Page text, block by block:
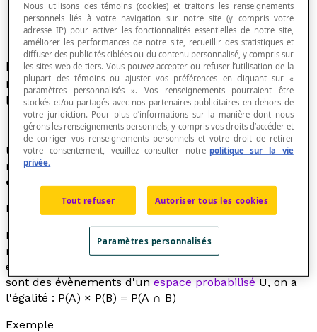
Évènements tels que la réalisation ou la non
réalisation de l'un n'affecte pas la probabilité de
la réalisation de l'autre.
Un évènement dont la réalisation ne dépend pas du
résultat d'un autre évènement est parfois appelé un
évènement simple
Propriété
La probabilité que deux évènements indépendants se
réalisent dans une mêmeexpérience aléatoire
égale au produit de leurs probabilités. Ainsi, si A et B
sont des évènements d'un espace probabilisé U, on a
l'égalité : P(A) × P(B) = P(A ∩ B)
Exemple
Nous utilisons des témoins (cookies) et traitons les renseignements
personnels liés à votre navigation sur notre site (y compris votre
adresse IP) pour activer les fonctionnalités essentielles de notre site,
améliorer les performances de notre site, recueillir des statistiques et
diffuser des publicités ciblées ou du contenu personnalisé, y compris sur
les sites web de tiers. Vous pouvez accepter ou refuser l’utilisation de la
plupart des témoins ou ajuster vos préférences en cliquant sur «
paramètres personnalisés ». Vos renseignements pourraient être
stockés et/ou partagés avec nos partenaires publicitaires en dehors de
votre juridiction. Pour plus d’informations sur la manière dont nous
gérons les renseignements personnels, y compris vos droits d’accéder et
de corriger vos renseignements personnels et votre droit de retirer
votre consentement, veuillez consulter notre politique sur la vie
privée.
Tout refuser Autoriser tous les cookies
Paramètres personnalisés